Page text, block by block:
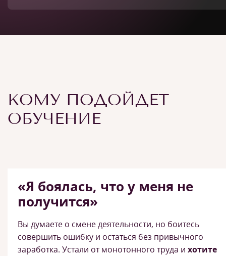
КОМУ ПОДОЙДЕТ
ОБУЧЕНИЕ
«Я боялась, что у меня не
получится»
Вы думаете о смене деятельности, но боитесь
совершить ошибку и остаться без привычного
заработка. Устали от монотонного труда и хотите